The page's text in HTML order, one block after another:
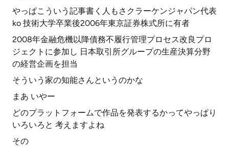
やっぱこういう記事書く人もさクラーケンジャパン代表
ko 技術大学卒業後2006年東京証券株式所に有者
2008年金融危機以降債務不履行管理プロセス改良プロ
ジェクトに参加し 日本取引所グループの生産決算分野
の経営企画を担当
そういう家の知能さんというのかな
まあ いやー
どのプラットフォームで作品を発表するかってやっぱり
いろいろと 考えますよね
その